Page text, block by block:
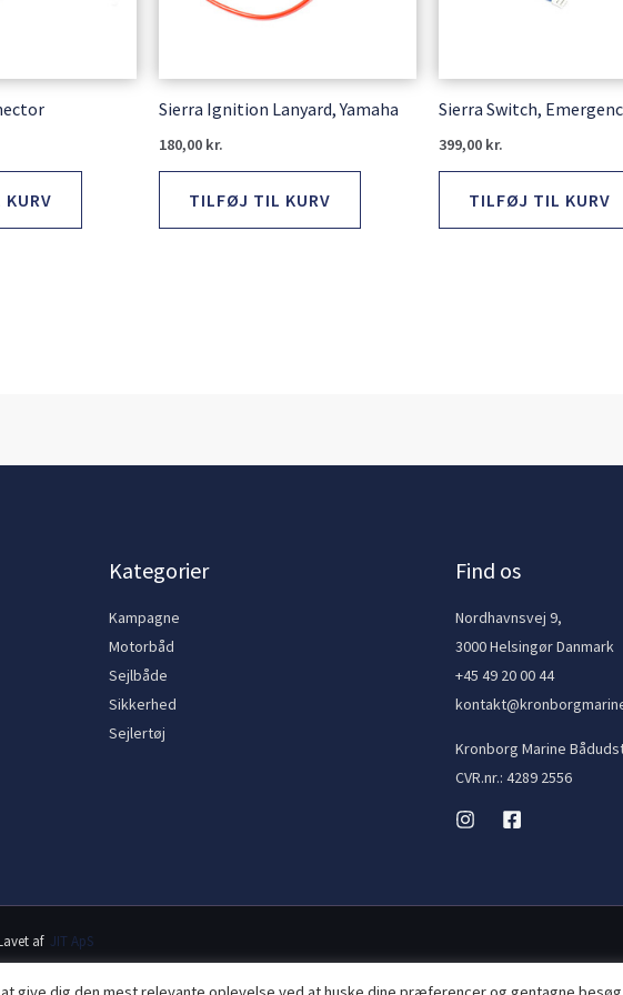
Sierra Ignition Lanyard, Yamaha
180,00 kr.
TILFØJ TIL KURV
Sierra Switch,
399,00 kr.
TILFØJ TIL KURV
Kategorier
Kampagne
Motorbåd
Sejlbåde
Sikkerhed
Sejlertøj
Find os
Nordhavnsvej 9,
3000 Helsingør Danmark
+45 49 20 00 44
Kronborg Marine
CVR.nr.: 4289 2556
af JIT ApS